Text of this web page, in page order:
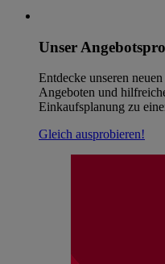
Unser
Entdecke unseren
Angeboten und
Einkaufsplanung zu
Gleich ausprobieren!